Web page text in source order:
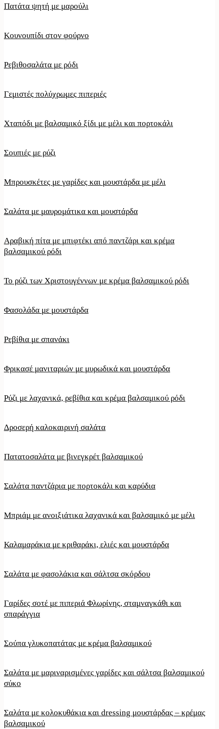
Πατάτα ψητή με μαρούλι
Κουνουπίδι στον φούρνο
Ρεβιθοσαλάτα με ρόδι
Γεμιστές πολύχρωμες πιπεριές
Χταπόδι με βαλσαμικό ξίδι με μέλι και πορτοκάλι
Σουπιές με ρύζι
Μπρουσκέτες με γαρίδες και μουστάρδα με μέλι
Σαλάτα με μαυρομάτικα και μουστάρδα
Αραβική πίτα με μπιφτέκι από παντζάρι και κρέμα
βαλσαμικού ρόδι
Το ρύζι των Χριστουγέννων με κρέμα βαλσαμικού ρόδι
Φασολάδα με μουστάρδα
Ρεβίθια με σπανάκι
Φρικασέ μανιταριών με μυρωδικά και μουστάρδα
Ρύζι με λαχανικά, ρεβίθια και κρέμα βαλσαμικού ρόδι
Δροσερή καλοκαιρινή σαλάτα
Πατατοσαλάτα με βινεγκρέτ βαλσαμικού
Σαλάτα παντζάρια με πορτοκάλι και καρύδια
Μπριάμ με ανοιξιάτικα λαχανικά και βαλσαμικό με μέλι
Καλαμαράκια με κριθαράκι, ελιές και μουστάρδα
Σαλάτα με φασολάκια και σάλτσα σκόρδου
Γαρίδες σοτέ με πιπεριά Φλωρίνης, σταμναγκάθι και
σπαράγγια
Σούπα γλυκοπατάτας με κρέμα βαλσαμικού
Σαλάτα με μαριναρισμένες γαρίδες και σάλτσα βαλσαμικού
σύκο
Σαλάτα με κολοκυθάκια και dressing μουστάρδας – κρέμας
βαλσαμικού